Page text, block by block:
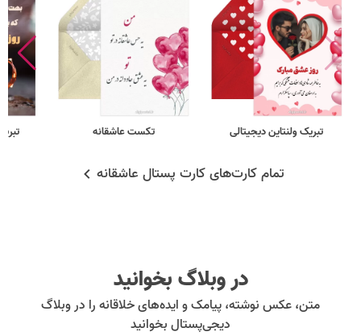
تبریک ولنتاین دیجیتالی تکست عاشقانه
تمام کارت‌های کارت پستال عاشقانه
در وبلاگ بخوانید
متن، عکس نوشته، پیامک و ایده‌های خلاقانه را در وبلاگ
دیجی‌پستال بخوانید